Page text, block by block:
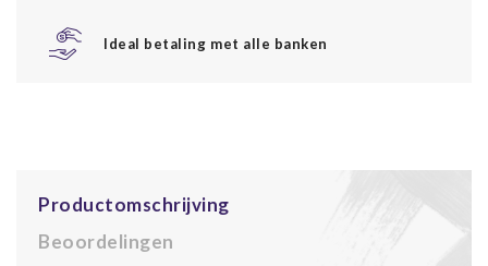
Ideal betaling met alle banken
Productomschrijving
Beoordelingen